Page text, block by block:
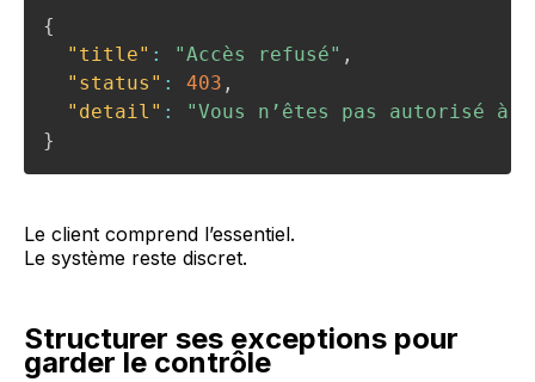
{
"title" : "Accès refusé" ,
"status" : 403 ,
"detail" :
"Vous n’êtes pas autorisé
}
Le client comprend l’essentiel.
Le système reste discret.
Structurer ses exceptions pour
garder le contrôle